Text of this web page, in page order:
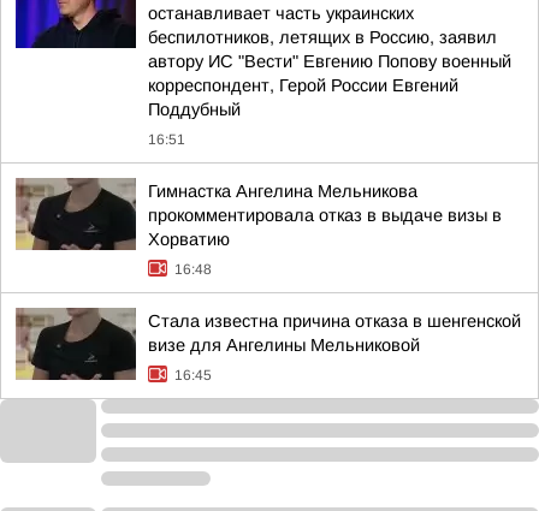
останавливает часть украинских
беспилотников, летящих в Россию, заявил
автору ИС "Вести" Евгению Попову военный
корреспондент, Герой России Евгений
Поддубный
16:51
Гимнастка Ангелина Мельникова
прокомментировала отказ в выдаче визы в
Хорватию
16:48
Стала известна причина отказа в шенгенской
визе для Ангелины Мельниковой
16:45